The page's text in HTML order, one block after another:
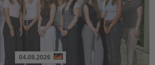
04.08.2026